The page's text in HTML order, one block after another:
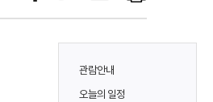
관람안내
오늘의 일정